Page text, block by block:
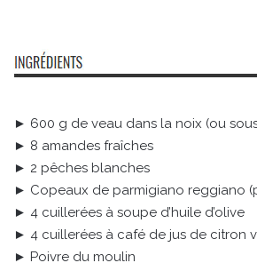
► 600 g de veau dans la noix (ou
► 8 amandes fraîches
► 2 pêches blanches
► Copeaux de parmigiano reggiano
► 4 cuillerées à soupe d’huile d’olive
► 4 cuillerées à café de jus de citron
► Poivre du moulin